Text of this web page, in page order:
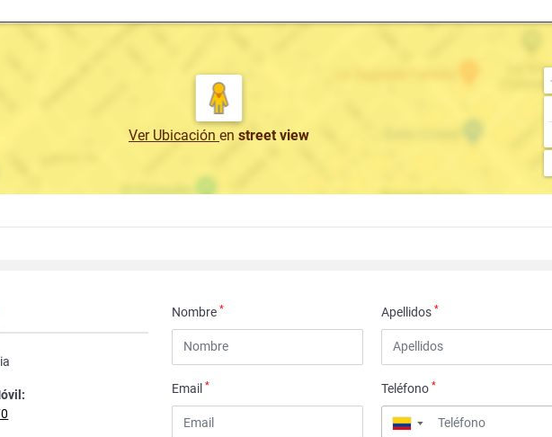
Ver Ubicación en street view
Nombre* Apellidos*
Email* Teléfono*
▼